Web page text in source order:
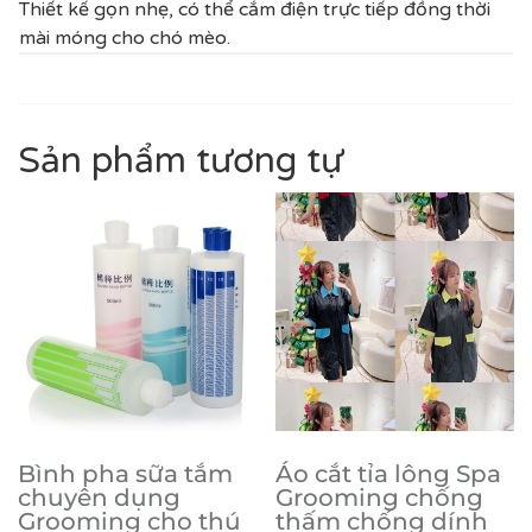
Thiết kế gọn nhẹ, có thể cắm điện trực tiếp đồng thời
mài móng cho chó mèo.
Sản phẩm tương tự
Bình pha sữa tắm
chuyên dụng
Grooming cho thú
Áo cắt tỉa lông Spa
Grooming chống
thấm chống dính